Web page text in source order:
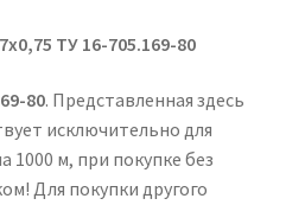
ТУ 16-705.169-80
80. Представленная здесь
исключительно для
1000 м, при покупке без
Для покупки другого